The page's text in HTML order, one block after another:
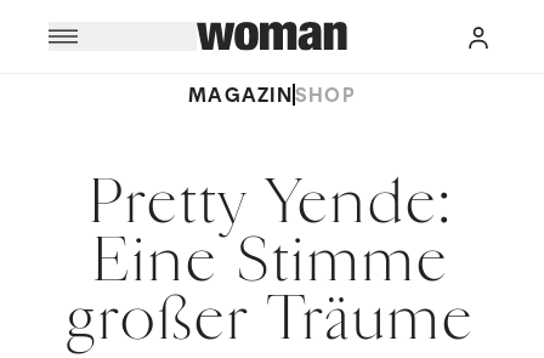
MAGAZINSHOP
Pretty Yende:
Eine Stimme
großer Träume